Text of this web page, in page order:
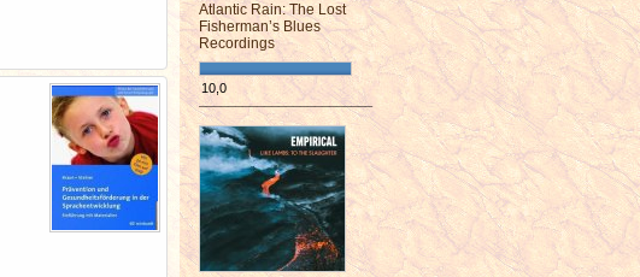
Atlantic Rain: The Lost
Fisherman’s Blues
Recordings
10,0
¯¯¯¯¯¯¯¯¯¯¯¯¯¯¯¯¯¯¯¯¯¯¯¯